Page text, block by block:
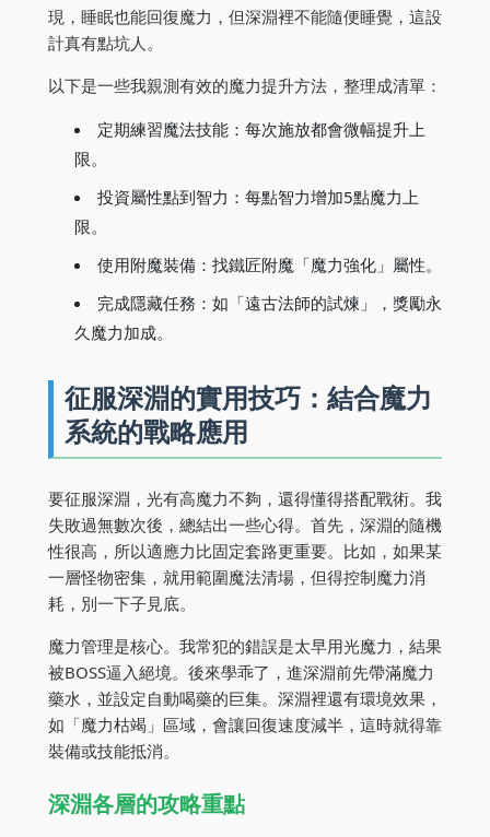
現，睡眠也能回復魔力，但深淵裡不能隨便睡覺，這設
計真有點坑人。
以下是一些我親測有效的魔力提升方法，整理成清單：
定期練習魔法技能：每次施放都會微幅提升上
限。
投資屬性點到智力：每點智力增加5點魔力上
限。
使用附魔裝備：找鐵匠附魔「魔力強化」屬性。
完成隱藏任務：如「遠古法師的試煉」，獎勵永
久魔力加成。
征服深淵的實用技巧：結合魔力
系統的戰略應用
要征服深淵，光有高魔力不夠，還得懂得搭配戰術。我
失敗過無數次後，總結出一些心得。首先，深淵的隨機
性很高，所以適應力比固定套路更重要。比如，如果某
一層怪物密集，就用範圍魔法清場，但得控制魔力消
耗，別一下子見底。
魔力管理是核心。我常犯的錯誤是太早用光魔力，結果
被BOSS逼入絕境。後來學乖了，進深淵前先帶滿魔力
藥水，並設定自動喝藥的巨集。深淵裡還有環境效果，
如「魔力枯竭」區域，會讓回復速度減半，這時就得靠
裝備或技能抵消。
深淵各層的攻略重點